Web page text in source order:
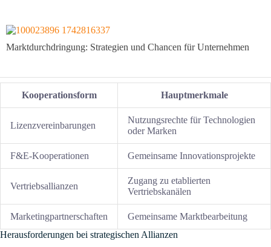
Marktdurchdringung: Strategien und Chancen für Unternehmen
Kooperationsform Hauptmerkmale
Lizenzvereinbarungen
Nutzungsrechte für Technologien
oder Marken
F&E-Kooperationen Gemeinsame Innovationsprojekte
Vertriebsallianzen
Zugang zu etablierten
Vertriebskanälen
Marketingpartnerschaften
Gemeinsame Marktbearbeitung
Herausforderungen bei strategischen Allianzen